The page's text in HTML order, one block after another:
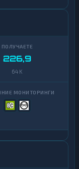
226,9
64 K